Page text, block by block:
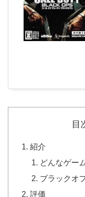
目
紹介
どんなゲー
ブラックオ
評価